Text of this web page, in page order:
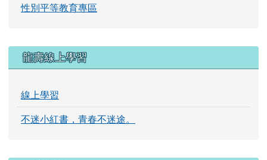
性別平等教育專區
龍壽線上學習
線上學習
不迷小紅書，青春不迷途。